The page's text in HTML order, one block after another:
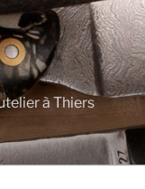
à Thiers